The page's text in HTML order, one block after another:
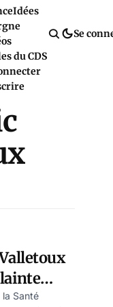
Idées
du CDS
Se
ex-
la Santé